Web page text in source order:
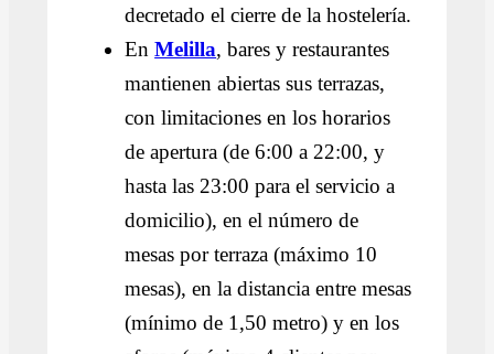
decretado el cierre de la hostelería.
EnMelilla, bares y restaurantes
mantienen abiertas sus terrazas,
con limitaciones en los horarios
de apertura (de 6:00 a 22:00, y
hasta las 23:00 para el servicio a
domicilio), en el número de
mesas por terraza (máximo 10
mesas), en la distancia entre mesas
(mínimo de 1,50 metro) y en los